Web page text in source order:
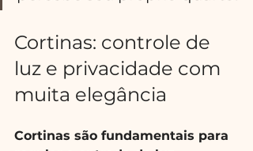
Cortinas: controle de
luz e privacidade com
muita elegância
Cortinas são fundamentais para